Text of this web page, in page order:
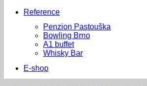
Reference
Penzion Pastouška
Bowling Brno
A1 buffet
Whisky Bar
E-shop